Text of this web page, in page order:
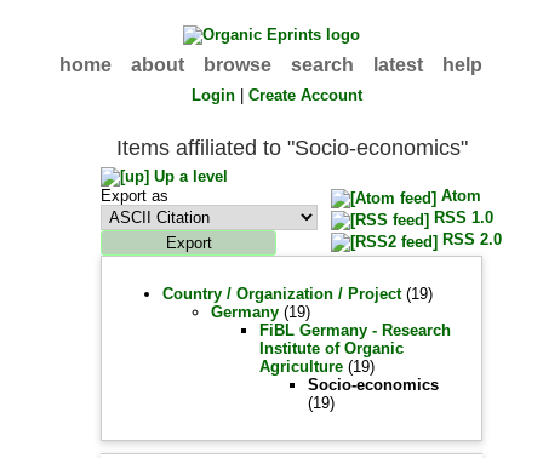
home about browse search latest help
Login |Create Account
Items affiliated to "Socio-economics"
Up a level
Export as
Atom
RSS 1.0
RSS 2.0
Country / Organization / Project(19)
Germany (19)
FiBL Germany - Research
Institute of Organic
Agriculture(19)
Socio-economics
(19)